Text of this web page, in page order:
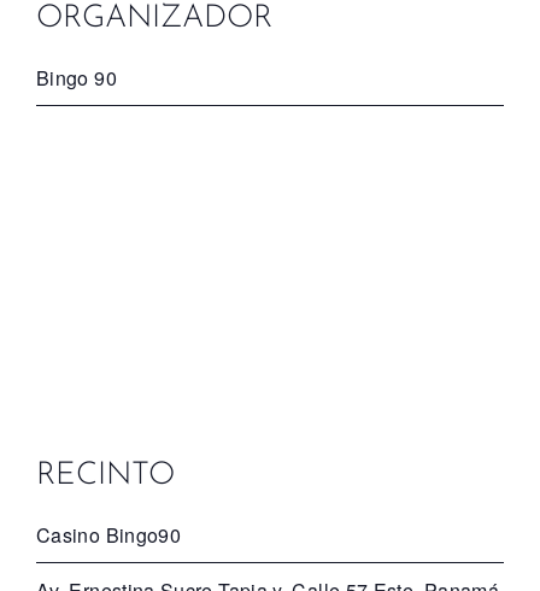
ORGANIZADOR
Bingo 90
RECINTO
Casino Bingo90